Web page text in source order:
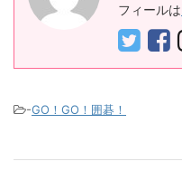
フィールは
-GO！GO！囲碁！